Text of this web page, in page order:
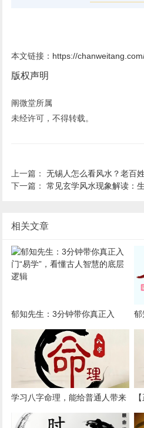
本文链接： https://
版权声明
阐微堂所属
未经许可，不得转载。
上一篇：无锡人怎么看风水？老百
下一篇：常见玄学风水现象解读：
相关文章
郁知先生：3分钟带你真正入
门“易学”，看懂古人智慧的底层
郁
学习八字命理，能给普通人带来
哪些好处？
的